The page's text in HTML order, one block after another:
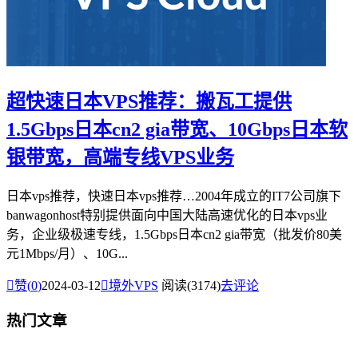
超快速日本VPS推荐：搬瓦工提供
1.5Gbps日本cn2 gia带宽、10Gbps日本软
银带宽，高端专线VPS业务
日本vps推荐，快速日本vps推荐…2004年成立的IT7公司旗下
banwagonhost特别提供面向中国大陆高速优化的日本vps业
务，企业级极速专线，1.5Gbps日本cn2 gia带宽（批发价80美
元1Mbps/月）、10G...
赞(0)2024-03-12境外VPS 阅读(3174)去评论
热门文章